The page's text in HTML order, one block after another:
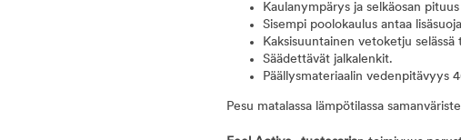
Kaulanympärys ja selkäosan
Sisempi poolokaulus antaa
Kaksisuuntainen vetoketju
Säädettävät jalkalenkit.
Päällysmateriaalin vedenpitävyys
Pesu matalassa lämpötilassa